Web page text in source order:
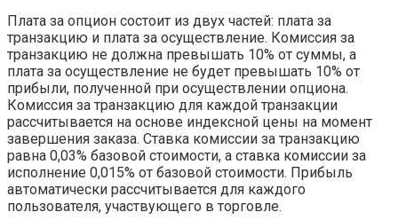
Плата за опцион состоит из двух частей: плата за
транзакцию и плата за осуществление. Комиссия за
транзакцию не должна превышать 10% от суммы, а
плата за осуществление не будет превышать 10% от
прибыли, полученной при осуществлении опциона.
Комиссия за транзакцию для каждой транзакции
рассчитывается на основе индексной цены на момент
завершения заказа. Ставка комиссии за транзакцию
равна 0,03% базовой стоимости, а ставка комиссии за
исполнение 0,015% от базовой стоимости. Прибыль
автоматически рассчитывается для каждого
пользователя, участвующего в торговле.